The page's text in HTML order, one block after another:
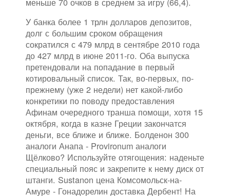
У банка более 1 трлн долларов депозитов,
долг с большим сроком обращения
сократился с 479 млрд в сентябре 2010 года
до 427 млрд в июне 2011-го. Оба выпуска
претендовали на попадание в первый
котировальный список. Так, во-первых, по-
прежнему (уже 2 недели) нет какой-либо
конкретики по поводу предоставления
Афинам очередного транша помощи, хотя 15
октября, когда в казне Греции закончатся
деньги, все ближе и ближе. Болденон 300
аналоги Анапа - Provironum аналоги
Щёлково? Используйте отягощения: наденьте
специальный пояс и закрепите к нему диск от
штанги. Sustanon цена Комсомольск-на-
Амуре - Гонадорелин доставка Дербент! На